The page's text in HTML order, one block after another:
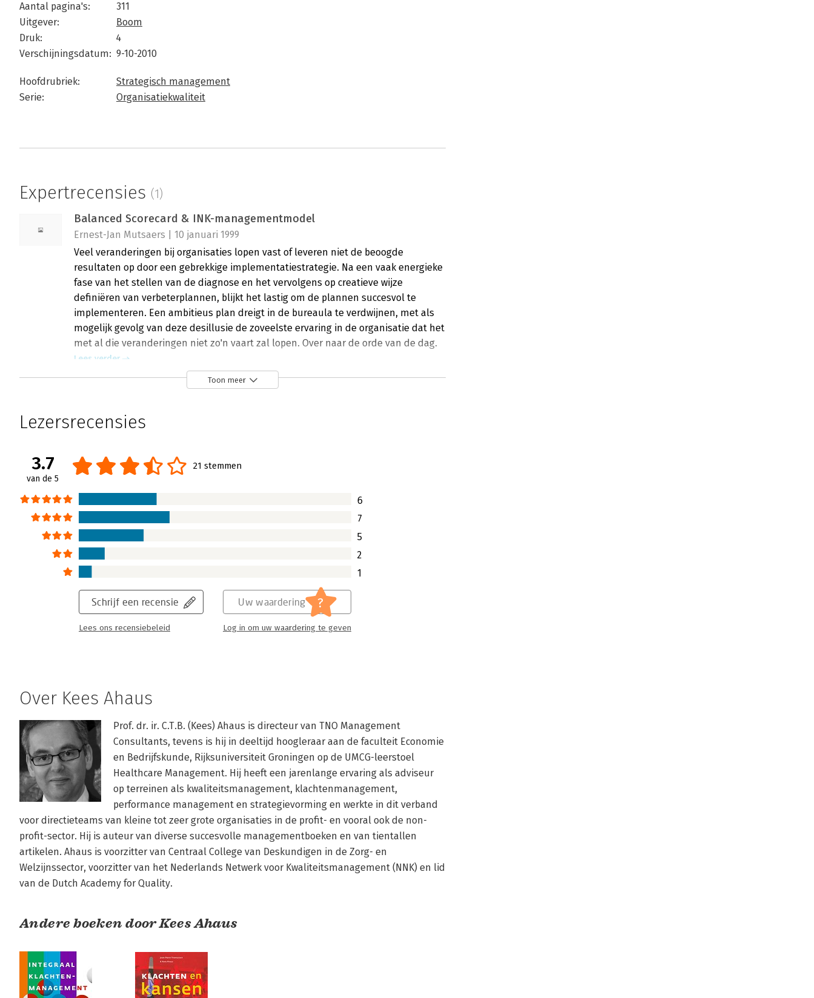
Aantal pagina's:
311
Uitgever:
Boom
Druk:
4
Verschijningsdatum: 9-10-2010
Hoofdrubriek:
Strategisch management
Serie:
Organisatiekwaliteit
Expertrecensies (1)
Balanced Scorecard & INK-managementmodel
Ernest-Jan Mutsaers | 10 januari 1999
Veel veranderingen bij organisaties lopen vast of leveren niet de beoogde
resultaten op door een gebrekkige implementatiestrategie. Na een vaak energieke
fase van het stellen van de diagnose en het vervolgens op creatieve wijze
definiëren van verbeterplannen, blijkt het lastig om de plannen succesvol te
implementeren. Een ambitieus plan dreigt in de bureaula te verdwijnen, met als
mogelijk gevolg van deze desillusie de zoveelste ervaring in de organisatie dat het
met al die veranderingen niet zo'n vaart zal lopen. Over naar de orde van de dag.
Lees verder
Toon meer
Lezersrecensies
3.7
van de 5
21 stemmen
6
7
5
2
1
Schrijf een recensie
Lees ons recensiebeleid
Uw waardering ?
Log in om uw waardering te geven
Over Kees Ahaus
Prof. dr. ir. C.T.B. (Kees) Ahaus is directeur van TNO Management
Consultants, tevens is hij in deeltijd hoogleraar aan de faculteit Economie
en Bedrijfskunde, Rijksuniversiteit Groningen op de UMCG-leerstoel
Healthcare Management. Hij heeft een jarenlange ervaring als adviseur
op terreinen als kwaliteitsmanagement, klachtenmanagement,
performance management en strategievorming en werkte in dit verband
voor directieteams van kleine tot zeer grote organisaties in de profit- en vooral ook de non-
profit-sector. Hij is auteur van diverse succesvolle managementboeken en van tientallen
artikelen. Ahaus is voorzitter van Centraal College van Deskundigen in de Zorg- en
Welzijnssector, voorzitter van het Nederlands Netwerk voor Kwaliteitsmanagement (NNK) en lid
van de Dutch Academy for Quality.
Andere boeken door Kees Ahaus